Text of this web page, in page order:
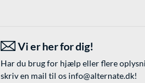
Vi er her for dig!
Har du brug for hjælp eller flere
skriv en mail til os info@alternate.dk!